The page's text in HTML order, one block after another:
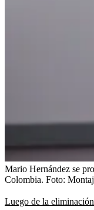
Mario Hernández se
Colombia. Foto:
Luego de la